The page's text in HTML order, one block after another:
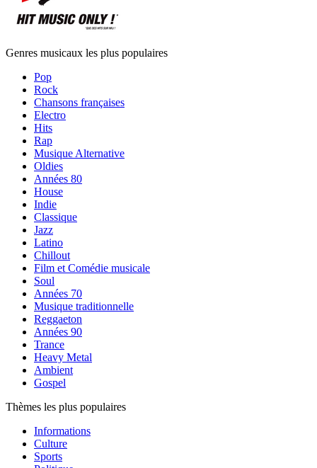
Genres musicaux les plus populaires
Pop
Rock
Chansons françaises
Electro
Hits
Rap
Musique Alternative
Oldies
Années 80
House
Indie
Classique
Jazz
Latino
Chillout
Film et Comédie musicale
Soul
Années 70
Musique traditionnelle
Reggaeton
Années 90
Trance
Heavy Metal
Ambient
Gospel
Thèmes les plus populaires
Informations
Culture
Sports